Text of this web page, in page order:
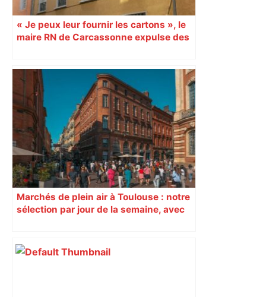
« Je peux leur fournir les cartons », le
maire RN de Carcassonne expulse des
Marchés de plein air à Toulouse : notre
sélection par jour de la semaine, avec